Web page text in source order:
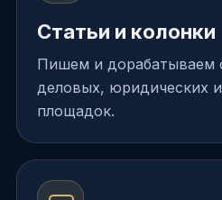
Статьи и колонки
Пишем и дорабатываем
деловых, юридических
площадок.